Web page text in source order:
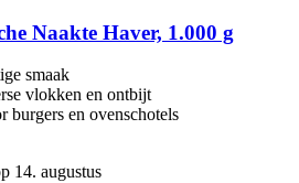
Naakte Haver, 1.000 g
smaak
vlokken en ontbijt
burgers en ovenschotels
14. augustus